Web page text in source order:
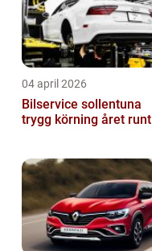
04 april 2026
Bilservice sollentuna
trygg körning året runt